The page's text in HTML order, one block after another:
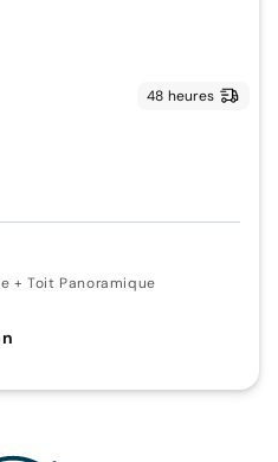
48 heures
+ Toit Panoramique